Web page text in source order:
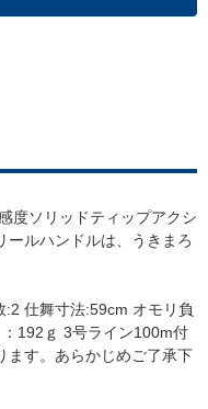
度ソリッドティップアクシ
ールハンドルは、うきまろ
:2 仕舞寸法:59cm オモリ負
192ｇ 3号ライン100m付
す。あらかじめご了承下